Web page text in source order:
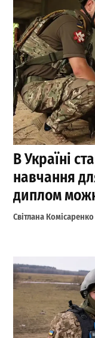
В Україні
навчання
диплом
Світлана Комісаренко